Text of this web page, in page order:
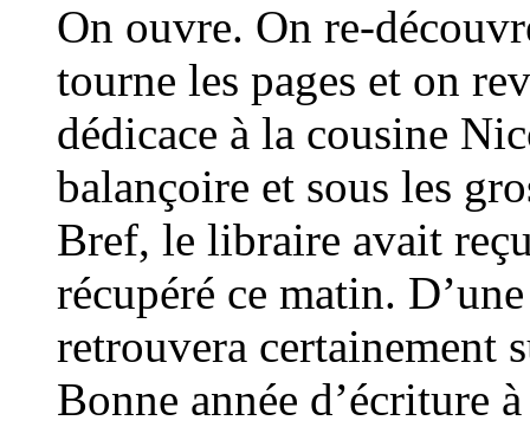
On ouvre. On re-
tourne les pages et on
dédicace à la cousine
balançoire et sous les
Bref, le libraire avait
récupéré ce matin.
retrouvera certainement
Bonne année d’écriture